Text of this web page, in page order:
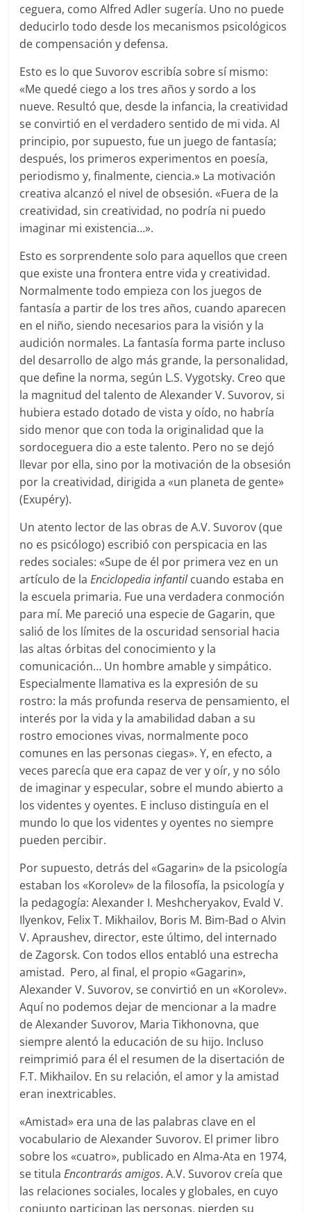
ceguera, como Alfred Adler sugería. Uno no puede
deducirlo todo desde los mecanismos psicológicos
de compensación y defensa.
Esto es lo que Suvorov escribía sobre sí mismo:
«Me quedé ciego a los tres años y sordo a los
nueve. Resultó que, desde la infancia, la creatividad
se convirtió en el verdadero sentido de mi vida. Al
principio, por supuesto, fue un juego de fantasía;
después, los primeros experimentos en poesía,
periodismo y, finalmente, ciencia.» La motivación
creativa alcanzó el nivel de obsesión. «Fuera de la
creatividad, sin creatividad, no podría ni puedo
imaginar mi existencia…».
Esto es sorprendente solo para aquellos que creen
que existe una frontera entre vida y creatividad.
Normalmente todo empieza con los juegos de
fantasía a partir de los tres años, cuando aparecen
en el niño, siendo necesarios para la visión y la
audición normales. La fantasía forma parte incluso
del desarrollo de algo más grande, la personalidad,
que define la norma, según L.S. Vygotsky. Creo que
la magnitud del talento de Alexander V. Suvorov, si
hubiera estado dotado de vista y oído, no habría
sido menor que con toda la originalidad que la
sordoceguera dio a este talento. Pero no se dejó
llevar por ella, sino por la motivación de la obsesión
por la creatividad, dirigida a «un planeta de gente»
(Exupéry).
Un atento lector de las obras de A.V. Suvorov (que
no es psicólogo) escribió con perspicacia en las
redes sociales: «Supe de él por primera vez en un
artículo de laEnciclopedia infantilcuando estaba en
la escuela primaria. Fue una verdadera conmoción
para mí. Me pareció una especie de Gagarin, que
salió de los límites de la oscuridad sensorial hacia
las altas órbitas del conocimiento y la
comunicación… Un hombre amable y simpático.
Especialmente llamativa es la expresión de su
rostro: la más profunda reserva de pensamiento, el
interés por la vida y la amabilidad daban a su
rostro emociones vivas, normalmente poco
comunes en las personas ciegas». Y, en efecto, a
veces parecía que era capaz de ver y oír, y no sólo
de imaginar y especular, sobre el mundo abierto a
los videntes y oyentes. E incluso distinguía en el
mundo lo que los videntes y oyentes no siempre
pueden percibir.
Por supuesto, detrás del «Gagarin» de la psicología
estaban los «Korolev» de la filosofía, la psicología y
la pedagogía: Alexander I. Meshcheryakov, Evald V.
Ilyenkov, Felix T. Mikhailov, Boris M. Bim-Bad o Alvin
V. Apraushev, director, este último, del internado
de Zagorsk. Con todos ellos entabló una estrecha
amistad. Pero, al final, el propio «Gagarin»,
Alexander V. Suvorov, se convirtió en un «Korolev».
Aquí no podemos dejar de mencionar a la madre
de Alexander Suvorov, Maria Tikhonovna, que
siempre alentó la educación de su hijo. Incluso
reimprimió para él el resumen de la disertación de
F.T. Mikhailov. En su relación, el amor y la amistad
eran inextricables.
«Amistad» era una de las palabras clave en el
vocabulario de Alexander Suvorov. El primer libro
sobre los «cuatro», publicado en Alma-Ata en 1974,
se titulaEncontrarás amigos. A.V. Suvorov creía que
las relaciones sociales, locales y globales, en cuyo
conjunto participan las personas, pierden su